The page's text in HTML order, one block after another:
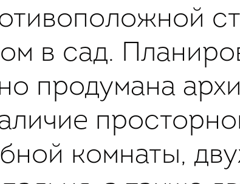
в сад.
продумана
комнаты,